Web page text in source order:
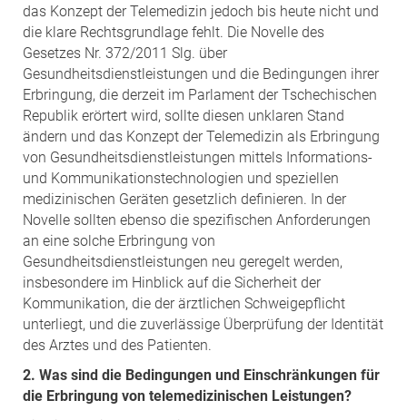
das Konzept der Telemedizin jedoch bis heute nicht und
die klare Rechtsgrundlage fehlt. Die Novelle des
Gesetzes Nr. 372/2011 Slg. über
Gesundheitsdienstleistungen und die Bedingungen ihrer
Erbringung, die derzeit im Parlament der Tschechischen
Republik erörtert wird, sollte diesen unklaren Stand
ändern und das Konzept der Telemedizin als Erbringung
von Gesundheitsdienstleistungen mittels Informations-
und Kommunikationstechnologien und speziellen
medizinischen Geräten gesetzlich definieren. In der
Novelle sollten ebenso die spezifischen Anforderungen
an eine solche Erbringung von
Gesundheitsdienstleistungen neu geregelt werden,
insbesondere im Hinblick auf die Sicherheit der
Kommunikation, die der ärztlichen Schweigepflicht
unterliegt, und die zuverlässige Überprüfung der Identität
des Arztes und des Patienten.
2. Was sind die Bedingungen und Einschränkungen für
die Erbringung von telemedizinischen Leistungen?